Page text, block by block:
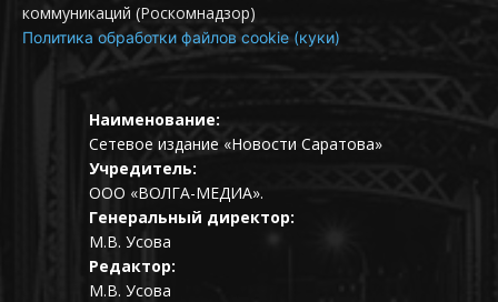
коммуникаций (Роскомнадзор)
Политика обработки файлов cookie (куки)
Наименование:
Сетевое издание «Новости Саратова»
Учредитель:
ООО «ВОЛГА-МЕДИА».
Генеральный директор:
М.В. Усова
Редактор:
М.В. Усова